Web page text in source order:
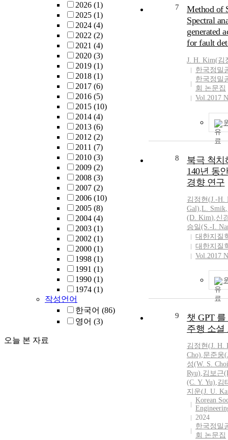
2026 (1)
2025 (1)
2024 (4)
2022 (2)
2021 (4)
2020 (3)
2019 (1)
2018 (1)
2017 (6)
2016 (5)
2015 (10)
2014 (4)
2013 (6)
2012 (2)
2011 (7)
2010 (3)
2009 (2)
2008 (3)
2007 (2)
2006 (10)
2005 (8)
2004 (4)
2003 (1)
2002 (1)
2000 (1)
1998 (1)
1991 (1)
1990 (1)
1974 (1)
작성언어
한국어 (86)
영어 (3)
오늘 본 자료
와 시환경을
evaluate the
has on
across
subjects were
118 females)
Cheongju
was defined
to (-)2.50D.
divided
related to
error were
relationship
investigated.
divided into
30s and the
significant
myopic and
depended on:
and outdoor
school
error caused
high school
based on the
also hours
outdoor
question was
their 20s and
different
the groups
depending on
exercised.
is one of the
factors that
be considered
myopic
when
behavioral
myopia
경우, 공정실
가 필수불가
서 산업체에
되기 위해서
할 수 있는 공
적이다. 본 연
기술의 상용
Resolution)
건 설계 기법
방식으로, 국
로 인해 기공
리고 기계적
본 연구에서
해 상대밀도
상도 특성 구
건을 개발하
시 Laser
른 Single
기를 활용하
Line
였고, 상대밀
시편을 제조
상대밀도를
Fusion 및
발생하지 않
설계하였으
발하였다. 본
정 조건 최적
활용된다면
금속 부품 생
기적으로 절
을 앞당기는
로 예상된다.
Additive
술과 결합된
부품 제작을
로 사료된다.
7
Method of
Spectral
generated
for fault
J. H. Kim(김
한국정밀
한국정밀
회 논문집
Vol.2017
8
북극 척치
140년 동
경향 연구
김정현(J.-H.
Gal),L. Smik,
(D. Kim),신
승일(S.-I.
대한지질
대한지질
Vol.2017
9
챗 GPT
주행 소셜
김정현(J. H.
Cho),문준웅(
성(W. S.
Ryu),김보근
(C. Y. Yu),김
지운(J. U.
Korean
2024
한국정밀
회 논문집